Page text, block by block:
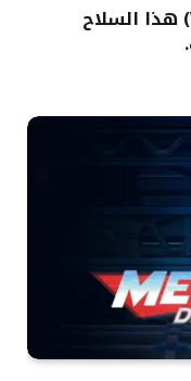
لماذا يستخدم محترفو (Warzone) هذا السلاح